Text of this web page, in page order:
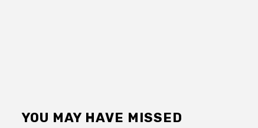
YOU MAY HAVE MISSED